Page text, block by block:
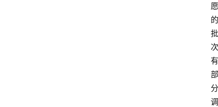
愿
的
批
次
有
部
分
调